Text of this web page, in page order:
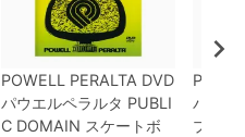
POWELL PERALTA DVD
パウエルペラルタ PUBLI
C DOMAIN スケートボ
パウエ
プ